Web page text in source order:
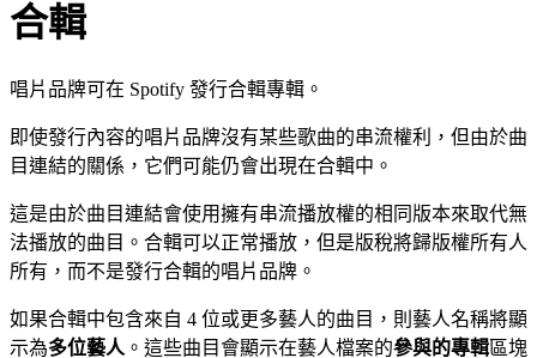
合輯
唱片品牌可在 Spotify 發行合輯專輯。
即使發行內容的唱片品牌沒有某些歌曲的串流權利，但由於曲
目連結的關係，它們可能仍會出現在合輯中。
這是由於曲目連結會使用擁有串流播放權的相同版本來取代無
法播放的曲目。合輯可以正常播放，但是版稅將歸版權所有人
所有，而不是發行合輯的唱片品牌。
如果合輯中包含來自 4 位或更多藝人的曲目，則藝人名稱將顯
示為多位藝人 。這些曲目會顯示在藝人檔案的參與的專輯區塊